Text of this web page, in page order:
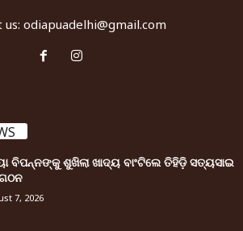
us: odiapuadelhi@gmail.com
ବିପନ୍ନଙ୍କୁ ଶୁଖିଲା ଖାଦ୍ୟ ବାଂଟିଲେ ତିହିଡି଼ ସତ୍ୟସାଇ
7, 2026